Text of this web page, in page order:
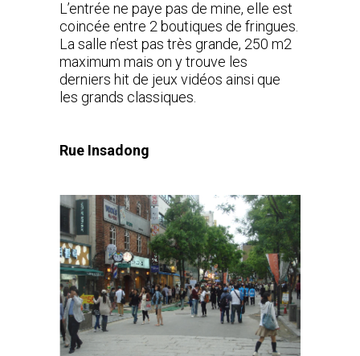
L’entrée ne paye pas de mine, elle est
coincée entre 2 boutiques de fringues.
La salle n’est pas très grande, 250 m2
maximum mais on y trouve les
derniers hit de jeux vidéos ainsi que
les grands classiques.
Rue Insadong